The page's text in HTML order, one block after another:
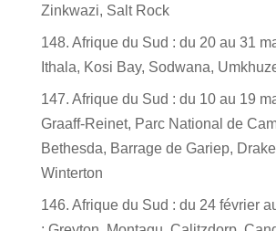
Zinkwazi, Salt Rock
148. Afrique du Sud : du 20 au 31
Ithala, Kosi Bay, Sodwana,
147. Afrique du Sud : du 10 au 19
Graaff-Reinet, Parc National de
Bethesda, Barrage de Gariep,
Winterton
146. Afrique du Sud : du 24 février